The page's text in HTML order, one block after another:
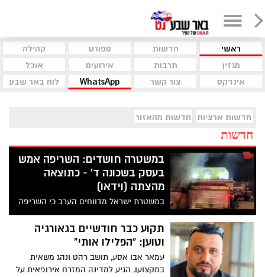
ראשי חדשות ספורט
קהילה
מגזין
תרבות אירועים
אוכל
אינדקס
צור קשר WhatsApp לוח באר שבע
חדשות ארציות חדשות מהאזור
חדשות
במשטרה חושדים: השריפה אמש
בעסק בשכונה ד' - כתוצאה
מהצתה (וידאו)
במשטרת ישראל מדווחים הערב כי השריפה
שפרצה אמש בשכונה ד', היא ככל הנראה
תוצאה של אירוע פלילי. צפו בתיעוד מהזירה
תקוע כבר חודשיים בגאורגיה
וטוען: "הפלילו אותי"
עמאר אבו אסע, תושב רהט ונהג משאית
במקצועו, הגיע למדינה המזרח אירופאית על